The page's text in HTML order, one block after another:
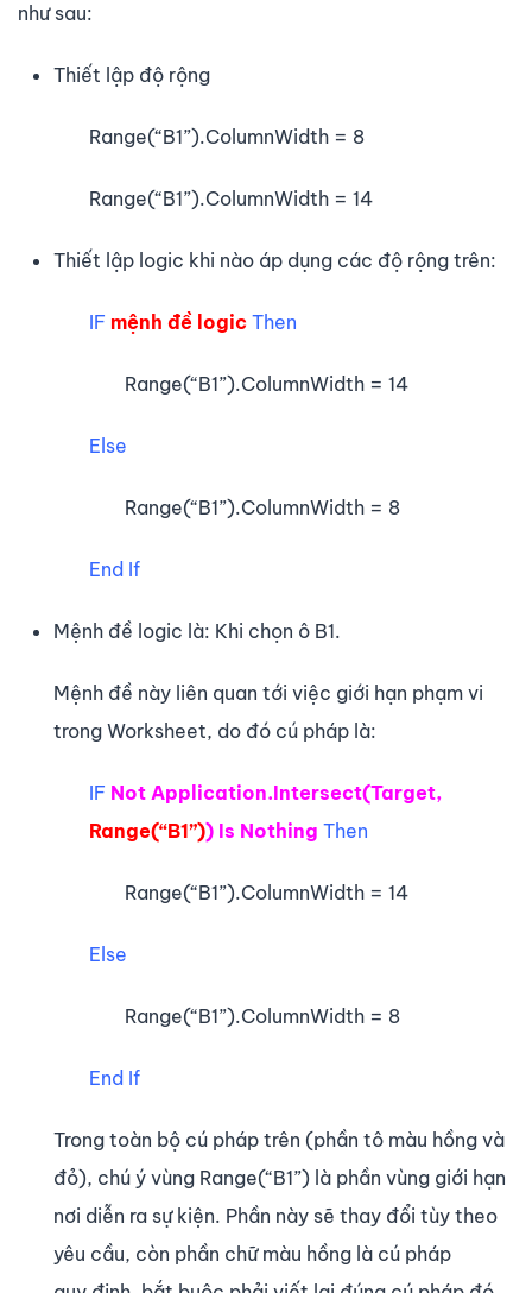
như sau:
Thiết lập độ rộng
Range(“B1”).ColumnWidth = 8
Range(“B1”).ColumnWidth = 14
Thiết lập logic khi nào áp dụng các độ rộng trên:
IF mệnh đề logic Then
Range(“B1”).ColumnWidth = 14
Else
Range(“B1”).ColumnWidth = 8
End If
Mệnh đề logic là: Khi chọn ô B1.
Mệnh đề này liên quan tới việc giới hạn phạm vi
trong Worksheet, do đó cú pháp là:
IF Not Application.Intersect(Target,
Range(“B1”)) Is Nothing Then
Range(“B1”).ColumnWidth = 14
Else
Range(“B1”).ColumnWidth = 8
End If
Trong toàn bộ cú pháp trên (phần tô màu hồng và
đỏ), chú ý vùng Range(“B1”) là phần vùng giới hạn
nơi diễn ra sự kiện. Phần này sẽ thay đổi tùy theo
yêu cầu, còn phần chữ màu hồng là cú pháp